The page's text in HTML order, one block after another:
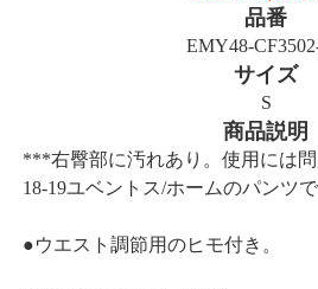
品番
EMY48-
サイズ
S
商品説明
***右臀部に汚れあり。使用には
18-19ユベントス/ホームのパンツで
●ウエスト調節用のヒモ付き。